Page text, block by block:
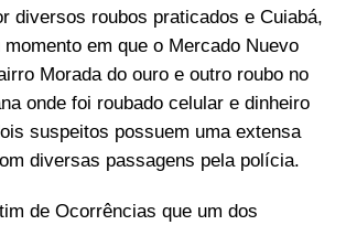
diversos roubos praticados e Cuiabá,
em que o Mercado Nuevo
Morada do ouro e outro roubo no
onde foi roubado celular e dinheiro
suspeitos possuem uma extensa
diversas passagens pela polícia.
de Ocorrências que um dos